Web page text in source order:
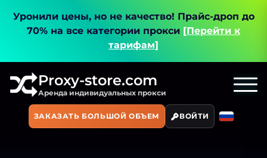
Уронили цены, но не качество! Прайс-дроп до
70% на все категории прокси [Перейти к
тарифам]
Proxy-store.com
Аренда индивидуальных прокси
ЗАКАЗАТЬ БОЛЬШОЙ ОБЪЕМ ВОЙТИ